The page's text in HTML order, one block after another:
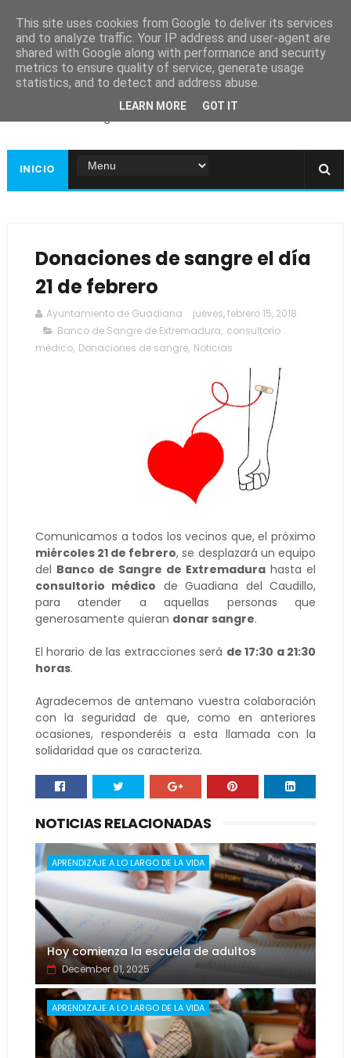
Ayuntamiento de
Guadiana
INICIO
Donaciones de sangre el día
21 de febrero
Ayuntamiento de Guadiana
jueves, febrero 15, 2018
Banco de Sangre de Extremadura, consultorio
médico, Donaciones de sangre, Noticias
Comunicamos a todos los vecinos que, el próximo
miércoles 21 de febrero, se desplazará un equipo
del Banco de Sangre de Extremadura hasta el
consultorio médico de Guadiana del Caudillo,
para atender a aquellas personas que
generosamente quieran donar sangre.
El horario de las extracciones será de 17:30 a 21:30
horas.
Agradecemos de antemano vuestra colaboración
con la seguridad de que, como en anteriores
ocasiones, responderéis a esta llamada con la
solidaridad que os caracteriza.
NOTICIAS RELACIONADAS
APRENDIZAJE A LO LARGO DE LA VIDA
Hoy comienza la escuela de adultos
December 01, 2025
APRENDIZAJE A LO LARGO DE LA VIDA
This site uses cookies from Google to deliver its services
and to analyze traffic. Your IP address and user-agent are
shared with Google along with performance and security
metrics to ensure quality of service, generate usage
statistics, and to detect and address abuse.
LEARN MORE GOT IT